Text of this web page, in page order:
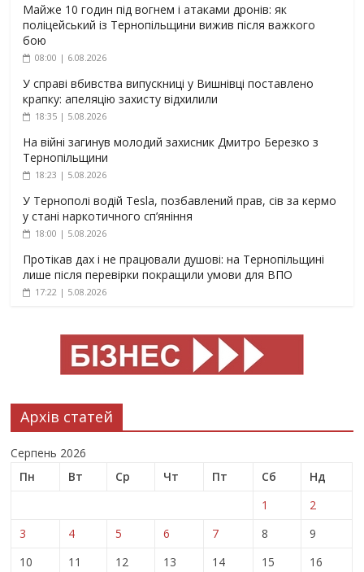
Майже 10 годин під вогнем і атаками дронів: як
поліцейський із Тернопільщини вижив після важкого
бою
08:00 | 6.08.2026
У справі вбивства випускниці у Вишнівці поставлено
крапку: апеляцію захисту відхилили
18:35 | 5.08.2026
На війні загинув молодий захисник Дмитро Березко з
Тернопільщини
18:23 | 5.08.2026
У Тернополі водій Tesla, позбавлений прав, сів за кермо
у стані наркотичного сп’яніння
18:00 | 5.08.2026
Протікав дах і не працювали душові: на Тернопільщині
лише після перевірки покращили умови для ВПО
17:22 | 5.08.2026
Архів статей
Серпень 2026
Пн
Вт Ср Чт Пт Сб
Нд
1
2
3
4 5 6 7 8
9
10
11 12 13 14 15
16